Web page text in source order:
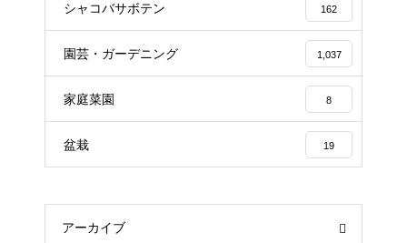
シャコバサボテン 162
園芸・ガーデニング 1,037
家庭菜園 8
盆栽 19
アーカイブ